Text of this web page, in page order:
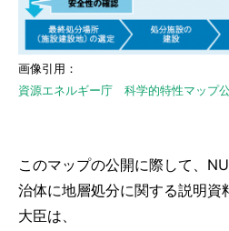
画像引用：
資源エネルギー庁 科学的特性マップ
このマップの公開に際して、
治体に地層処分に関する説明資
大臣は、